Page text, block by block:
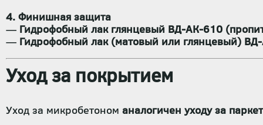
4. Финишная защита
— Гидрофобный лак глянцевый ВД-АК-610
— Гидрофобный лак (матовый или глянцевый)
Уход за покрытием
Уход за микробетоном аналогичен уходу за